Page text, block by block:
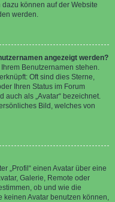
können auf der Website
werden.
angezeigt werden?
Benutzernamen stehen.
Oft sind dies Sterne,
Ihren Status im Forum
auch als „Avatar“ bezeichnet.
Bild, welches von
„Profil“ einen Avatar über eine
Galerie, Remote oder
ob und wie die
keinen Avatar benutzen können,